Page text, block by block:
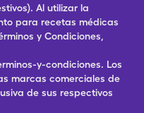
Al utilizar la
para recetas médicas
y Condiciones,
y-condiciones. Los
marcas comerciales de
de sus respectivos